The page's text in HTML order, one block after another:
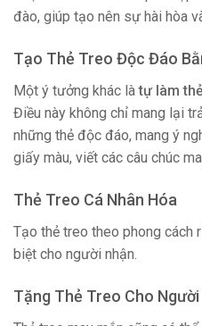
đào, giúp tạo nên sự hài hòa
Tạo Thẻ Treo Độc Đáo
Một ý tưởng khác làtự làm
Điều này không chỉ mang lại
những thẻ độc đáo, mang ý
giấy màu, viết các câu chúc
Thẻ Treo Cá Nhân Hóa
Tạo thẻ treo theo phong cách
biệt cho người nhận.
Tặng Thẻ Treo Cho Người